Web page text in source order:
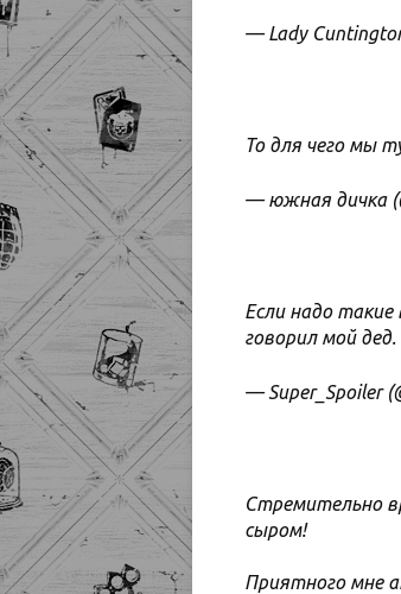
— Lady
То для чего мы
— южная дичка
Если надо такие
говорил мой дед.
— Super_Spoiler
Стремительно
сыром!
Приятного мне